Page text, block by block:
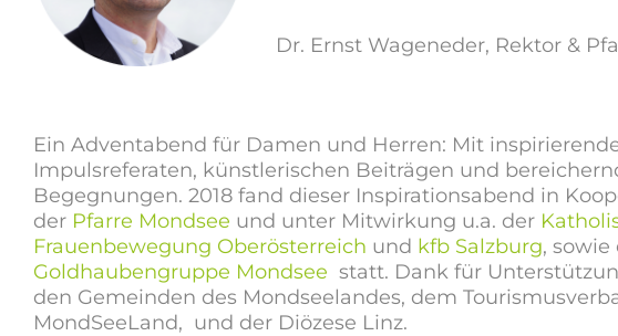
Dr. Ernst Wageneder, Rektor &
Ein Adventabend für Damen und Herren: Mit
Impulsreferaten, künstlerischen Beiträgen und
Begegnungen. 2018 fand dieser Inspirationsabend in
der Pfarre Mondsee und unter Mitwirkung u.a. der
Frauenbewegung Oberösterreich und kfb Salzburg, sowie
Goldhaubengruppe Mondsee statt. Dank für
den Gemeinden des Mondseelandes, dem
MondSeeLand, und der Diözese Linz.